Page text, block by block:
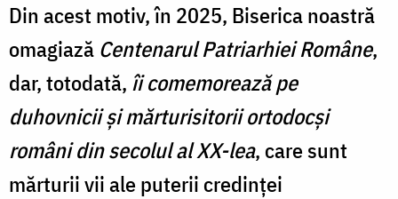
Din acest motiv, în 2025, Biserica noastră
omagiază Centenarul Patriarhiei Române,
dar, totodată, îi comemorează pe
duhovnicii şi mărturisitorii ortodocși
români din secolul al XX-lea, care sunt
mărturii vii ale puterii credinței